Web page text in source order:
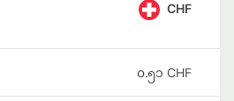
CHF
၀.၅၁ CHF